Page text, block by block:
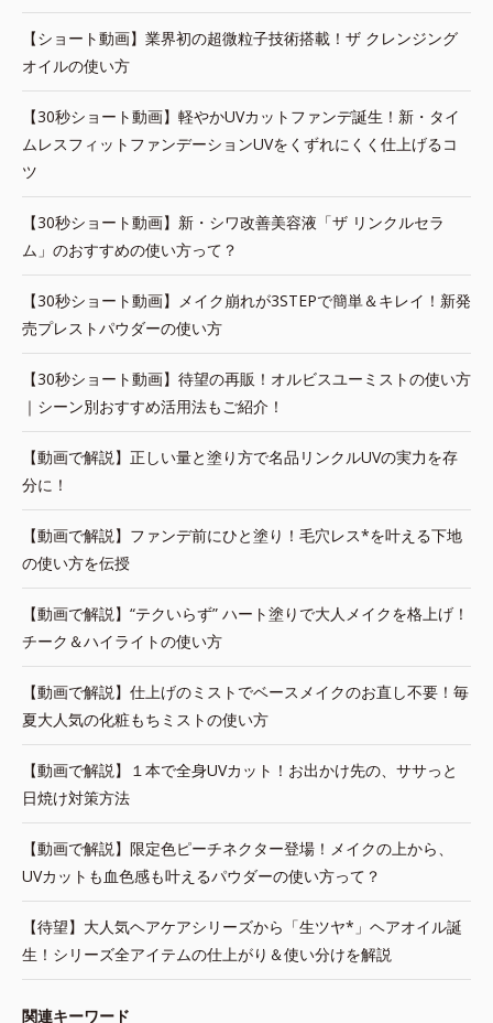
【ショート動画】業界初の超微粒子技術搭載！ザ クレンジング
オイルの使い方
【30秒ショート動画】軽やかUVカットファンデ誕生！新・タイ
ムレスフィットファンデーションUVをくずれにくく仕上げるコ
ツ
【30秒ショート動画】新・シワ改善美容液「ザ リンクルセラ
ム」のおすすめの使い方って？
【30秒ショート動画】メイク崩れが3STEPで簡単＆キレイ！新発
売プレストパウダーの使い方
【30秒ショート動画】待望の再販！オルビスユーミストの使い方
｜シーン別おすすめ活用法もご紹介！
【動画で解説】正しい量と塗り方で名品リンクルUVの実力を存
分に！
【動画で解説】ファンデ前にひと塗り！毛穴レス*を叶える下地
の使い方を伝授
【動画で解説】“テクいらず” ハート塗りで大人メイクを格上げ！
チーク＆ハイライトの使い方
【動画で解説】仕上げのミストでベースメイクのお直し不要！毎
夏大人気の化粧もちミストの使い方
【動画で解説】１本で全身UVカット！お出かけ先の、ササっと
日焼け対策方法
【動画で解説】限定色ピーチネクター登場！メイクの上から、
UVカットも血色感も叶えるパウダーの使い方って？
【待望】大人気ヘアケアシリーズから「生ツヤ*」ヘアオイル誕
生！シリーズ全アイテムの仕上がり＆使い分けを解説
関連キーワード